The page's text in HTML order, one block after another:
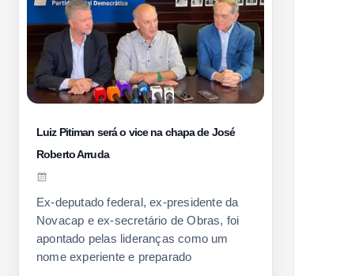
Luiz Pitiman será o vice na chapa de José
Roberto Arruda
Ex-deputado federal, ex-presidente da
Novacap e ex-secretário de Obras, foi
apontado pelas lideranças como um
nome experiente e preparado